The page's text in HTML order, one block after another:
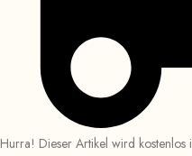
Hurra! Dieser Artikel wird